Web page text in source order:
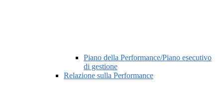
Piano della Performance/Piano esecutivo
di gestione
Relazione sulla Performance